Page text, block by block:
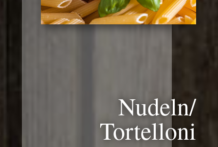
Nudeln/
Tortelloni